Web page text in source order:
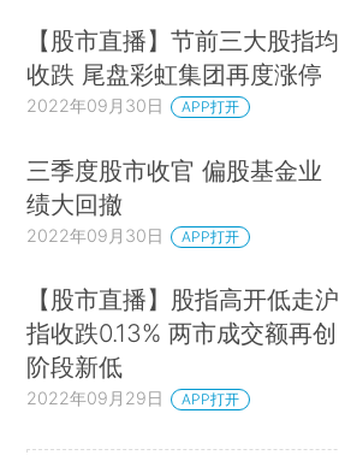
【股市直播】节前三大股指均
收跌 尾盘彩虹集团再度涨停
2022年09月30日 APP打开
三季度股市收官 偏股基金业
绩大回撤
2022年09月30日 APP打开
【股市直播】股指高开低走沪
指收跌0.13% 两市成交额再创
阶段新低
2022年09月29日 APP打开